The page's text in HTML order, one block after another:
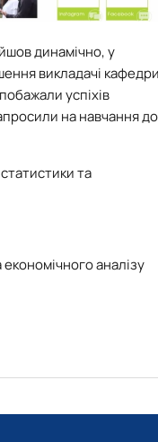
динамічно, у
викладачі
успіхів
на навчання до
та
аналізу